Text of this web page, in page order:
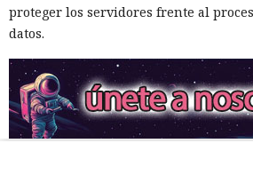
proteger los servidores frente al
datos.